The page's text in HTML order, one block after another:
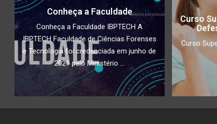
Conheça a Faculdade
Conheça a Faculdade IBPTECH A
IBPTECH Faculdade de Ciências Forenses
e Tecnologia foi credenciada em junho de
2021 pelo Ministério ...
Curso
Curso